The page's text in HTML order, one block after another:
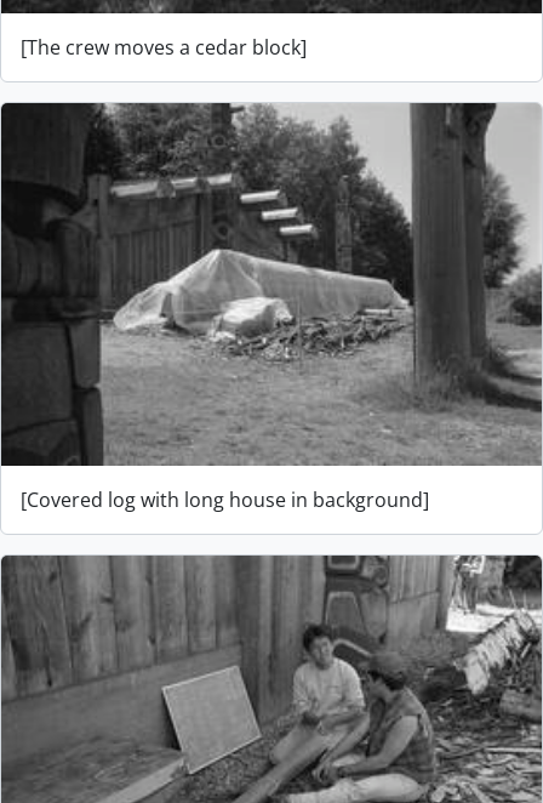
[The crew moves a cedar block]
[Covered log with long house in background]